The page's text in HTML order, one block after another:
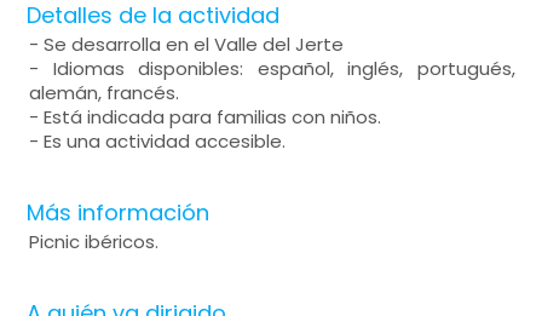
Detalles de la actividad
- Se desarrolla en el Valle del Jerte
- Idiomas disponibles: español, inglés, portugués,
alemán, francés.
- Está indicada para familias con niños.
- Es una actividad accesible.
Más información
Picnic ibéricos.